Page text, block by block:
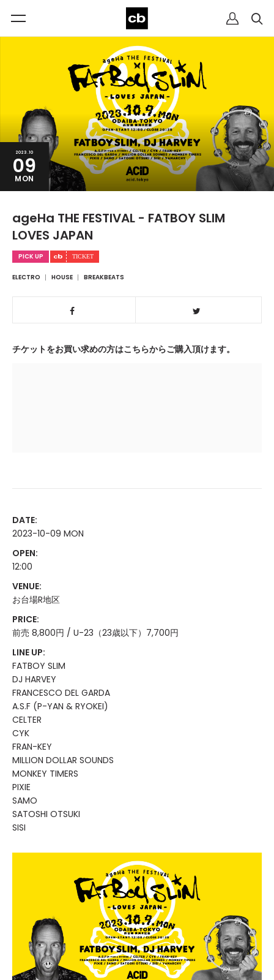
2023.10
09
MON
ageHa THE FESTIVAL - FATBOY SLIM
LOVES JAPAN
PICK UP
ELECTRO HOUSE BREAKBEATS
チケットをお買い求めの方はこちらからご購入頂けます。
DATE:
2023-10-09 MON
OPEN:
12:00
VENUE:
お台場R地区
PRICE:
前売 8,800円 / U-23（23歳以下）7,700円
LINE UP:
FATBOY SLIM
DJ HARVEY
FRANCESCO DEL GARDA
A.S.F (P-YAN & RYOKEI)
CELTER
CYK
FRAN-KEY
MILLION DOLLAR SOUNDS
MONKEY TIMERS
PIXIE
SAMO
SATOSHI OTSUKI
SISI